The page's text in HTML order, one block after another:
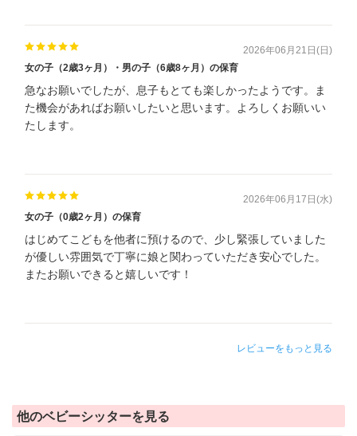
2026年06月21日(日)
女の子（2歳3ヶ月）・男の子（6歳8ヶ月）の保育
急なお願いでしたが、息子もとても楽しかったようです。ま
た機会があればお願いしたいと思います。よろしくお願いい
たします。
2026年06月17日(水)
女の子（0歳2ヶ月）の保育
はじめてこどもを他者に預けるので、少し緊張していました
が優しい雰囲気で丁寧に娘と関わっていただき安心でした。
またお願いできると嬉しいです！
レビューをもっと見る
他のベビーシッターを見る